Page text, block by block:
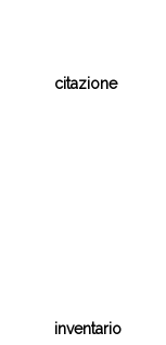
citazione
inventario